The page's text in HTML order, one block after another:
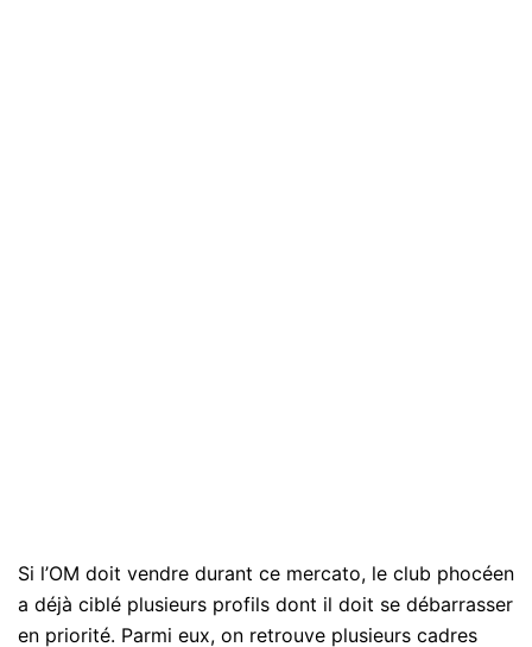
Si l’OM doit vendre durant ce mercato, le club phocéen
a déjà ciblé plusieurs profils dont il doit se débarrasser
en priorité. Parmi eux, on retrouve plusieurs cadres